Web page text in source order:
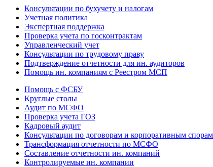
Консультации по бухучету и налогам
Учетная политика
Экспертная поддержка
Проверка учета по госконтрактам
Управленческий учет
Консультации по трудовому праву
Подтверждение отчетности для ин. аудиторов
Помощь ин. компаниям с Реестром МСП
Помощь с ФСБУ
Круглые столы
Аудит по МСФО
Проверка учета ГОЗ
Кадровый аудит
Консультации по договорам и корпоративным спорам
Трансформация отчетности по МСФО
Составление отчетности ин. компаний
Контролируемые ин. компании